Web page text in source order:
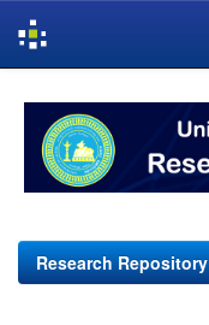
navigation
Research Repository